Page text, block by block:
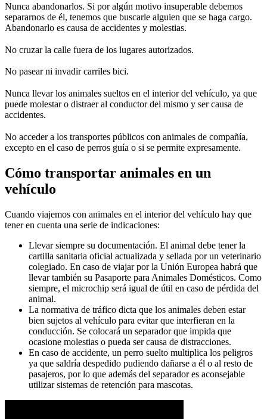
Nunca abandonarlos. Si por algún motivo insuperable debemos
separarnos de él, tenemos que buscarle alguien que se haga cargo.
Abandonarlo es causa de accidentes y molestias.
No cruzar la calle fuera de los lugares autorizados.
No pasear ni invadir carriles bici.
Nunca llevar los animales sueltos en el interior del vehículo, ya que
puede molestar o distraer al conductor del mismo y ser causa de
accidentes.
No acceder a los transportes públicos con animales de compañía,
excepto en el caso de perros guía o si se permite expresamente.
Cómo transportar animales en un
vehículo
Cuando viajemos con animales en el interior del vehículo hay que
tener en cuenta una serie de indicaciones:
Llevar siempre su documentación. El animal debe tener la
cartilla sanitaria oficial actualizada y sellada por un veterinario
colegiado. En caso de viajar por la Unión Europea habrá que
llevar también su Pasaporte para Animales Domésticos. Como
siempre, el microchip será igual de útil en caso de pérdida del
animal.
La normativa de tráfico dicta que los animales deben estar
bien sujetos al vehículo para evitar que interfieran en la
conducción. Se colocará un separador que impida que
ocasione molestias o pueda ser causa de distracciones.
En caso de accidente, un perro suelto multiplica los peligros
ya que saldría despedido pudiendo dañarse a él o al resto de
pasajeros, por lo que además del separador es aconsejable
utilizar sistemas de retención para mascotas.